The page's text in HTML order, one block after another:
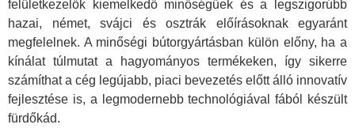
felületkezelők kiemelkedő minőségűek és a legszigorúbb
hazai, német, svájci és osztrák előírásoknak egyaránt
megfelelnek. A minőségi bútorgyártásban külön előny, ha a
kínálat túlmutat a hagyományos termékeken, így sikerre
számíthat a cég legújabb, piaci bevezetés előtt álló innovatív
fejlesztése is, a legmodernebb technológiával fából készült
fürdőkád.